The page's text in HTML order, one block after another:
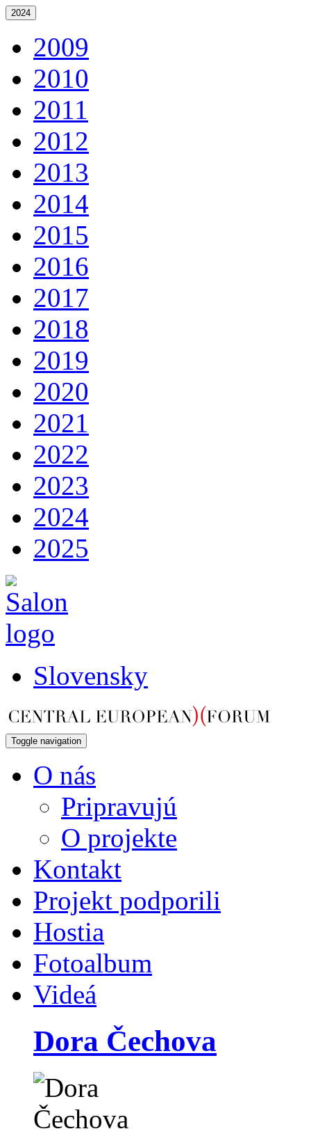
2024
2009
2010
2011
2012
2013
2014
2015
2016
2017
2018
2019
2020
2021
2022
2023
2024
2025
Slovensky
Toggle navigation
O nás
Pripravujú
O projekte
Kontakt
Projekt podporili
Hostia
Fotoalbum
Videá
Dora Čechova